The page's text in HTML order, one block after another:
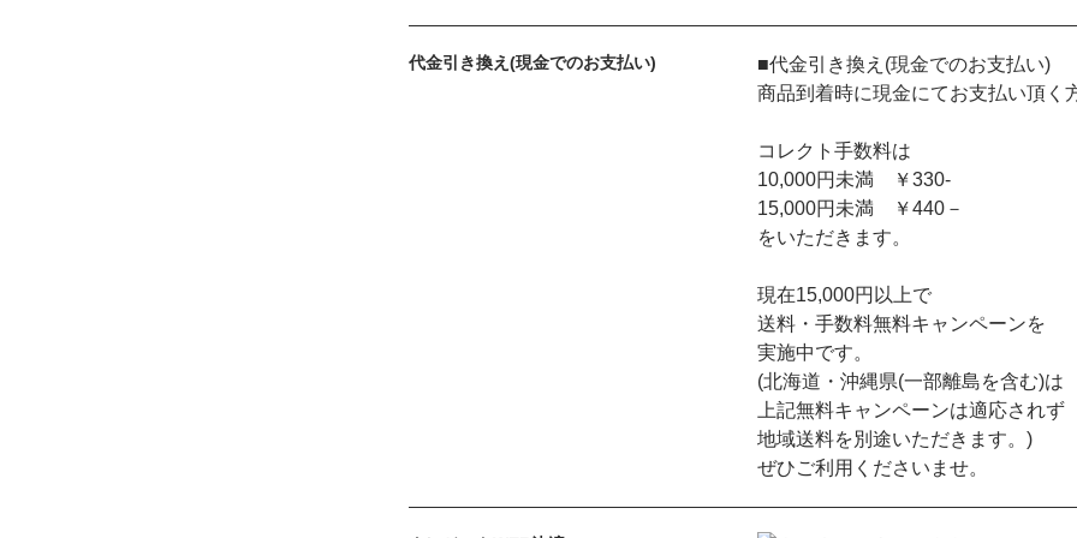
代金引き換え(現金でのお支払い)
■代金引き換え(現金でのお支払い)
商品到着時に現金にてお支払い頂く
コレクト手数料は
10,000円未満 ￥330-
15,000円未満 ￥440－
をいただきます。
現在15,000円以上で
送料・手数料無料キャンペーンを
実施中です。
(北海道・沖縄県(一部離島を含む)は
上記無料キャンペーンは適応されず
地域送料を別途いただきます。)
ぜひご利用くださいませ。